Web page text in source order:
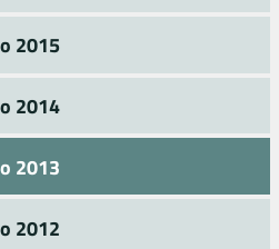
2015
2014
2013
2012